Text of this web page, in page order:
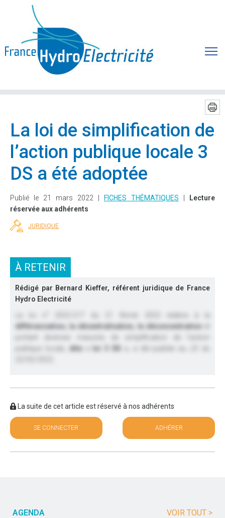
La loi de simplification de
l’action publique locale 3
DS a été adoptée
Publié le 21 mars 2022 | FICHES THÉMATIQUES
Lecture
réservée aux adhérents
JURIDIQUE
À RETENIR
Rédigé par Bernard Kieffer, référent juridique de France
Hydro Electricité
différenciation, la décentralisation, la déconcentration
dite « loi 3 DS »
La suite de cet article est réservé à nos adhérents
SE CONNECTER ADHÉRER
AGENDA VOIR TOUT >